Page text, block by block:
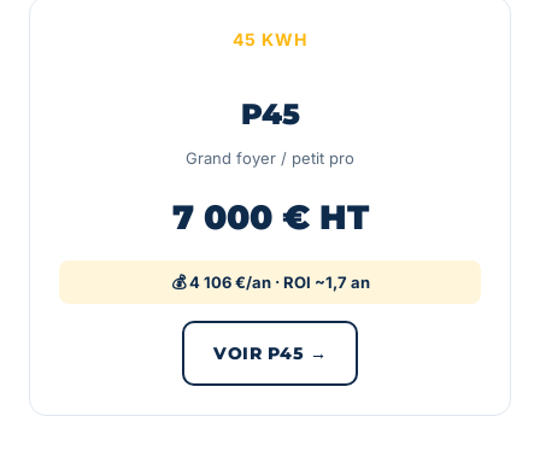
45 KWH
P45
Grand foyer / petit pro
7 000 € HT
💰 4 106 €/an · ROI ~1,7 an
VOIR P45 →